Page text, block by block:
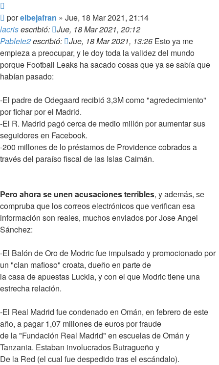
Mensaje
porelbejafran » Jue, 18 Mar 2021, 21:14
lacrisescribió:
Jue, 18 Mar 2021, 20:12
Pablete2escribió: Jue, 18 Mar 2021, 13:26 Esto ya me
empieza a preocupar, y le doy toda la validez del mundo
porque Football Leaks ha sacado cosas que ya se sabía que
habían pasado:
-El padre de Odegaard recibió 3,3M como "agredecimiento"
por fichar por el Madrid.
-El R. Madrid pagó cerca de medio millón por aumentar sus
seguidores en Facebook.
-200 millones de lo préstamos de Providence cobrados a
través del paraíso fiscal de las Islas Caimán.
Pero ahora se unen acusaciones terribles, y además, se
compruba que los correos electrónicos que verifican esa
información son reales, muchos enviados por Jose Angel
Sánchez:
-El Balón de Oro de Modric fue impulsado y promocionado por
un "clan mafioso" croata, dueño en parte de
la casa de apuestas Luckia, y con el que Modric tiene una
estrecha relación.
-El Real Madrid fue condenado en Omán, en febrero de este
año, a pagar 1,07 millones de euros por fraude
de la "Fundación Real Madrid" en escuelas de Omán y
Tanzania. Estaban involucrados Butragueño y
De la Red (el cual fue despedido tras el escándalo).